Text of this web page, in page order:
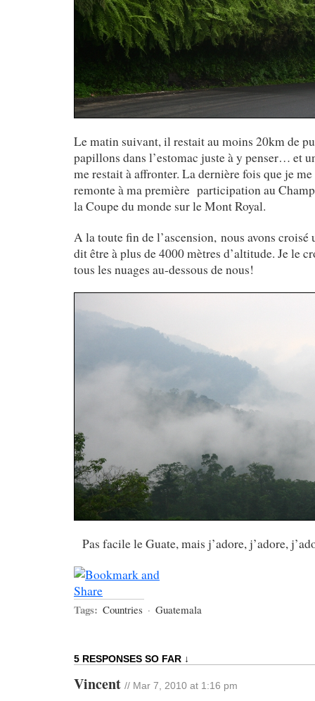
Le matin suivant, il restait au moins 20km de
papillons dans l’estomac juste à y penser… et
me restait à affronter. La dernière fois que je
remonte à ma première participation au
la Coupe du monde sur le Mont Royal.
A la toute fin de l’ascension, nous avons croisé
dit être à plus de 4000 mètres d’altitude. Je le
tous les nuages au-dessous de nous!
Pas facile le Guate, mais j’adore, j’adore,
Tags: Countries · Guatemala
5 RESPONSES SO FAR ↓
Vincent // Mar 7, 2010 at 1:16 pm